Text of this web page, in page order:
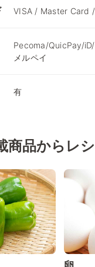
VISA / Master Card
Pecoma/QuicPay/
メルペイ
有
商品からレ